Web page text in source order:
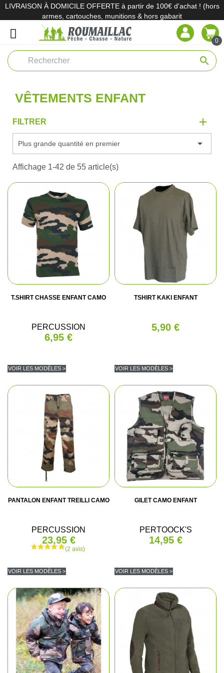
LIVRAISON À DOMICILE OFFERTE à partir de 100€ d'achat ! (hors
armes, cartouches, munitions & hors gabarit
0
search
VÊTEMENTS ENFANT
FILTRER
Plus grande quantité en premier 
Affichage 1-42 de 55 article(s)
T.SHIRT CHASSE ENFANT CAMO
PERCUSSION
6,95 €
VOIR LES MODÈLES >
TSHIRT KAKI ENFANT
5,90 €
VOIR LES MODÈLES >
PANTALON ENFANT TREILLI CAMO
PERCUSSION
23,95 €
VOIR LES MODÈLES >
GILET CAMO ENFANT
PERTOOCK'S
14,95 €
VOIR LES MODÈLES >